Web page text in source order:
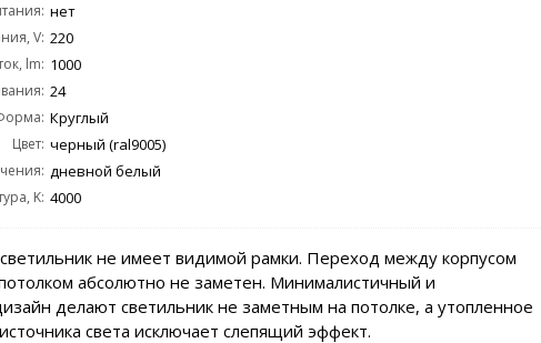
нет
V: 220
lm: 1000
24
Круглый
Цвет: черный (ral9005)
дневной белый
K: 4000
не имеет видимой рамки. Переход между корпусом
абсолютно не заметен. Минималистичный и
делают светильник не заметным на потолке, а утопленное
света исключает слепящий эффект.